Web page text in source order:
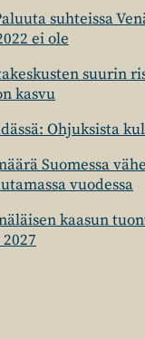
suhteissa
ei ole
suurin
kasvu
Ohjuksista
Suomessa
vuodessa
kaasun